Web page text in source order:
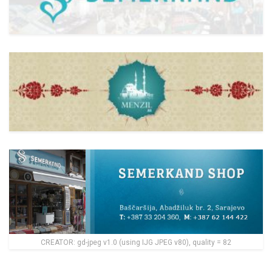
CREATOR: gd-jpeg v1.0 (using IJG JPEG v80), quality = 82